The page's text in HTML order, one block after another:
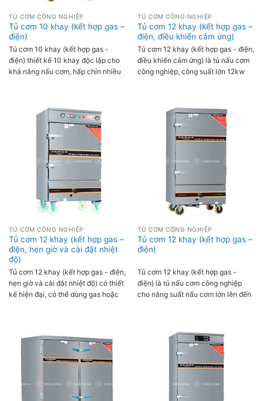
TỦ CƠM CÔNG NGHIỆP
Tủ cơm 10 khay (kết hợp gas –
điện)
Tủ cơm 10 khay (kết hợp gas -
điện) thiết kế 10 khay độc lập cho
khả năng nấu cơm, hấp chín nhiều
ứng nhu cầu sử dụng tại nhà hàng,
khách sạn, quán ăn, trường học,
bệnh viên,...
TỦ CƠM CÔNG NGHIỆP
Tủ cơm 12 khay (kết hợp gas –
điện, điều khiển cảm ứng)
Tủ cơm 12 khay (kết hợp gas - điện,
điều khiển cảm ứng) là tủ nấu cơm
công nghiệp, công suất lớn 12kw
dụng kết hợp gas điện cùng bảng
điều khiển cảm ứng thông minh
giúp người dùng dễ dàng thao tác,
nấu cơm nhanh chín, dẻo ngon.
TỦ CƠM CÔNG NGHIỆP
Tủ cơm 12 khay (kết hợp gas –
điện, hẹn giờ và cài đặt nhiệt
độ)
Tủ cơm 12 khay (kết hợp gas - điện,
hẹn giờ và cài đặt nhiệt độ) có thiết
kế hiện đại, có thể dùng gas hoặc
nấu phù hợp với từng loại gạo, đảm
bảo cơm chín đều, dẻo ngon. Với
năng suất nấu từ 42-54 kg gạo/mẻ,
tủ được sử dụng rất nhiều trong
quán ăn, nhà hàng, khách sạn,....
TỦ CƠM CÔNG NGHIỆP
Tủ cơm 12 khay (kết hợp gas –
điện)
Tủ cơm 12 khay (kết hợp gas -
điện) là tủ nấu cơm công nghiệp
cho năng suất nấu cơm lớn lên đến
gas và điện tiện lợi, hệ thống van
gas và cấp nước an toàn tự động
giúp người dùng dễ dàng vận hành.